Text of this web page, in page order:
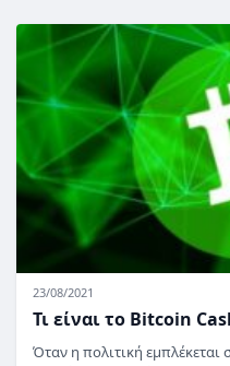
23/08/2021
Τι είναι το Bitcoin
Όταν η πολιτική